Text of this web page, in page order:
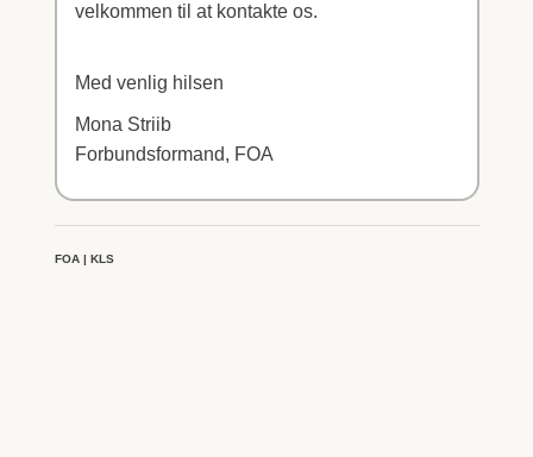
velkommen til at kontakte os.
Med venlig hilsen
Mona Striib
Forbundsformand, FOA
FOA | KLS